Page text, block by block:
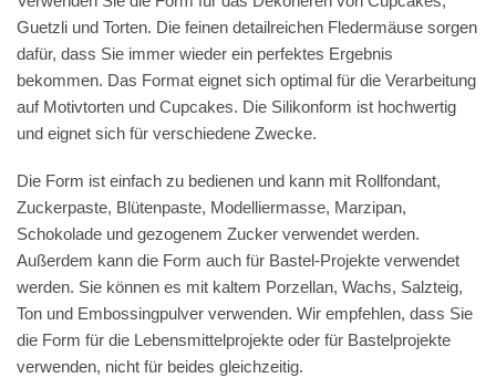
Guetzli und Torten. Die feinen detailreichen Fledermäuse sorgen
dafür, dass Sie immer wieder ein perfektes Ergebnis
bekommen. Das Format eignet sich optimal für die Verarbeitung
auf Motivtorten und Cupcakes. Die Silikonform ist hochwertig
und eignet sich für verschiedene Zwecke.
Die Form ist einfach zu bedienen und kann mit Rollfondant,
Zuckerpaste, Blütenpaste, Modelliermasse, Marzipan,
Schokolade und gezogenem Zucker verwendet werden.
Außerdem kann die Form auch für Bastel-Projekte verwendet
werden. Sie können es mit kaltem Porzellan, Wachs, Salzteig,
Ton und Embossingpulver verwenden. Wir empfehlen, dass Sie
die Form für die Lebensmittelprojekte oder für Bastelprojekte
verwenden, nicht für beides gleichzeitig.